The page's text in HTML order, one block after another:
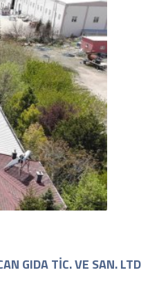
GIDA TİC. VE SAN.